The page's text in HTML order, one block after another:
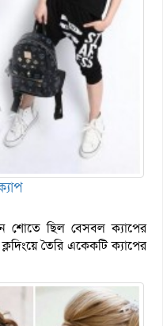
শোতে ছিল বেসবল ক্যাপের
তৈরি একেকটি ক্যাপের